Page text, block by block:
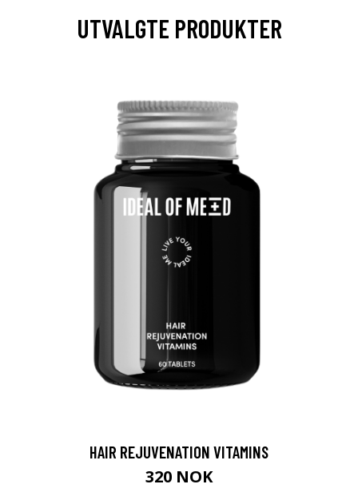
UTVALGTE PRODUKTER
HAIR REJUVENATION VITAMINS
320 NOK